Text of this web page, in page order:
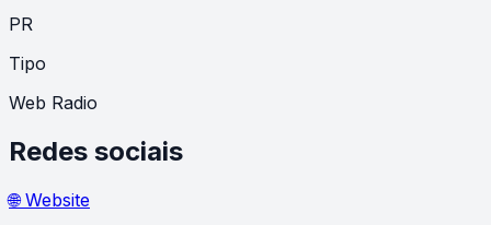
PR
Tipo
Web Radio
Redes sociais
🌐 Website